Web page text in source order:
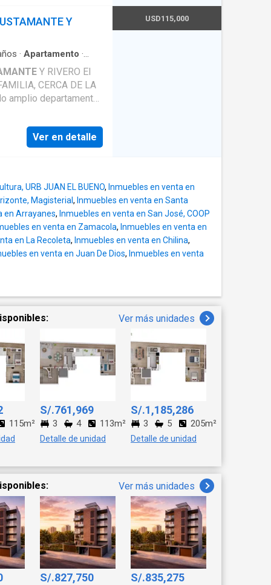
metálica y techo de
y personalización
a solo dos cuadras
y tiendas de
y canchas
- A solo 20
dejes
ofrecerte. ¡Contáctanos ahora!
Y
· Apartamento ·
Y RIVERO El
tranquila y segura,
amplios. • Todos
lista para la venta
- Sala -
9 6 8 0 0----
Ver en detalle
USD115,000
URB JUAN EL BUENO, Inmuebles en venta en
Magisterial , Inmuebles en venta en Santa
en Arrayanes, Inmuebles en venta en San José, COOP
en venta en Zamacola, Inmuebles en venta en
en La Recoleta, Inmuebles en venta en Chilina,
en venta en Juan De Dios, Inmuebles en venta
Ver más unidades
115m²
S/.761,969
3 4 113m²
Detalle de unidad
S/.1,185,286
3 5 205m²
Detalle de unidad
Ver más unidades
S/.827,750 S/.835,275